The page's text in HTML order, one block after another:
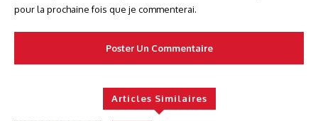
pour la prochaine fois que je commenterai.
Articles Similaires